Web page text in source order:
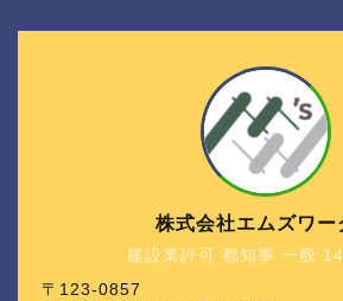
建設業許可 都知事 一般
株式会社エムズワー
〒123-0857